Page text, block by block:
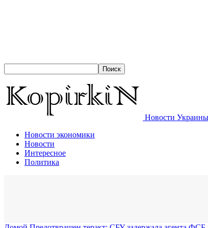
Новости
Новости экономики
Новости
Интересное
Политика